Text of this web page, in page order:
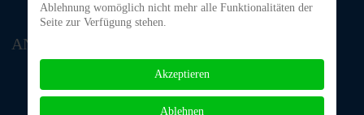
ANFAHRT
Ablehnung womöglich nicht mehr alle Funktionalitäten der
Seite zur Verfügung stehen.
Akzeptieren
Ablehnen